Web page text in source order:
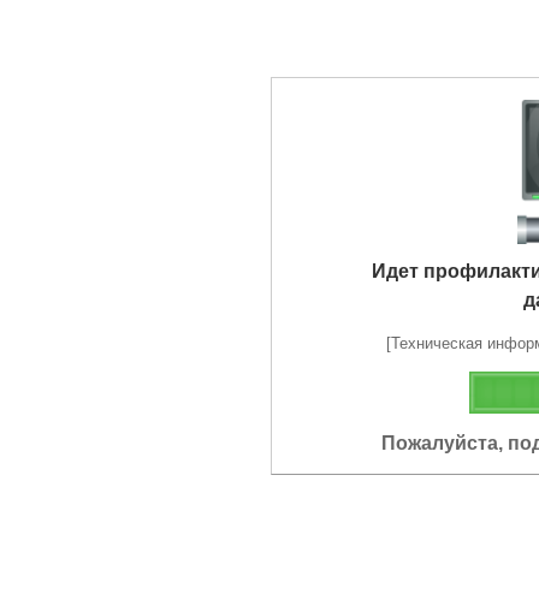
Идет
[Техническая
Пожалуйста,